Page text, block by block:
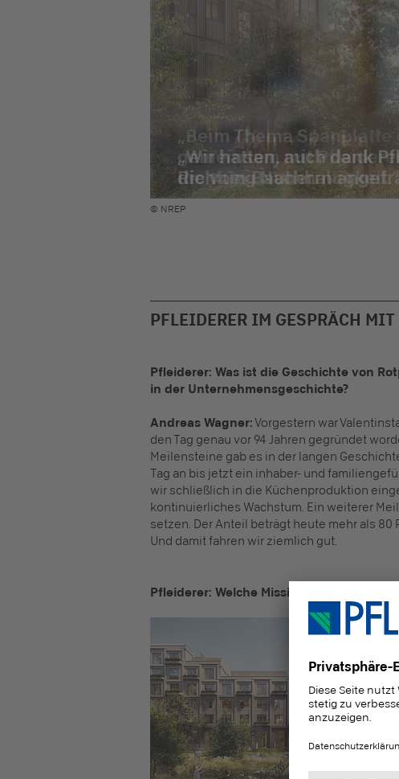
© NREP
Beim Thema
gemeinsam mit
Richtung Nachhaltigkeit.
PFLEIDERER IM GESPRÄCH
Pfleiderer: Was ist die Geschichte von
in der Unternehmensgeschichte?
Andreas Wagner:Vorgestern war
den Tag genau vor 94 Jahren gegründet
Meilensteine gab es in der langen
Tag an bis jetzt ein inhaber- und
wir schließlich in die Küchenproduktion
kontinuierliches Wachstum. Ein weiterer
setzen. Der Anteil beträgt heute mehr als
Und damit fahren wir ziemlich gut.
Pfleiderer: Welche Mission und